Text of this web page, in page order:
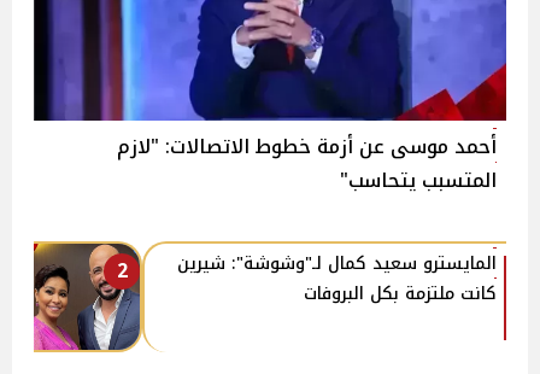
أحمد موسى عن أزمة خطوط الاتصالات: "لازم
المتسبب يتحاسب"
2
المايسترو سعيد كمال لـ"وشوشة": شيرين
كانت ملتزمة بكل البروفات